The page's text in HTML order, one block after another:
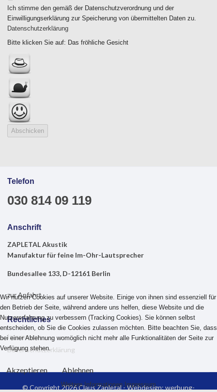
Ich stimme den gemäß der Datenschutzverordnung und der
Einwilligungserklärung zur Speicherung von übermittelten Daten zu.
Datenschutzerklärung
Bitte klicken Sie auf: Das fröhliche Gesicht
Telefon
030 814 09 119
Anschrift
ZAPLETAL Akustik
Manufaktur für feine Im-Ohr-Lautsprecher
Bundesallee 133, D-12161 Berlin
zur Anfahrt
Rechtliches
Impressum
Datenschutzerklärung
© Copyright 2026 Claus Zapletal - Webdesign: werbung-
Wir nutzen Cookies auf unserer Website. Einige von ihnen sind essenziell für
den Betrieb der Seite, während andere uns helfen, diese Website und die
Nutzererfahrung zu verbessern (Tracking Cookies). Sie können selbst
entscheiden, ob Sie die Cookies zulassen möchten. Bitte beachten Sie, dass
bei einer Ablehnung womöglich nicht mehr alle Funktionalitäten der Seite zur
Verfügung stehen.
Akzeptieren Ablehnen
Weitere Informationen Impressum